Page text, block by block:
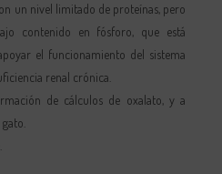
un nivel limitado de proteínas, pero
contenido en fósforo, que está
el funcionamiento del sistema
renal crónica.
de cálculos de oxalato, y a